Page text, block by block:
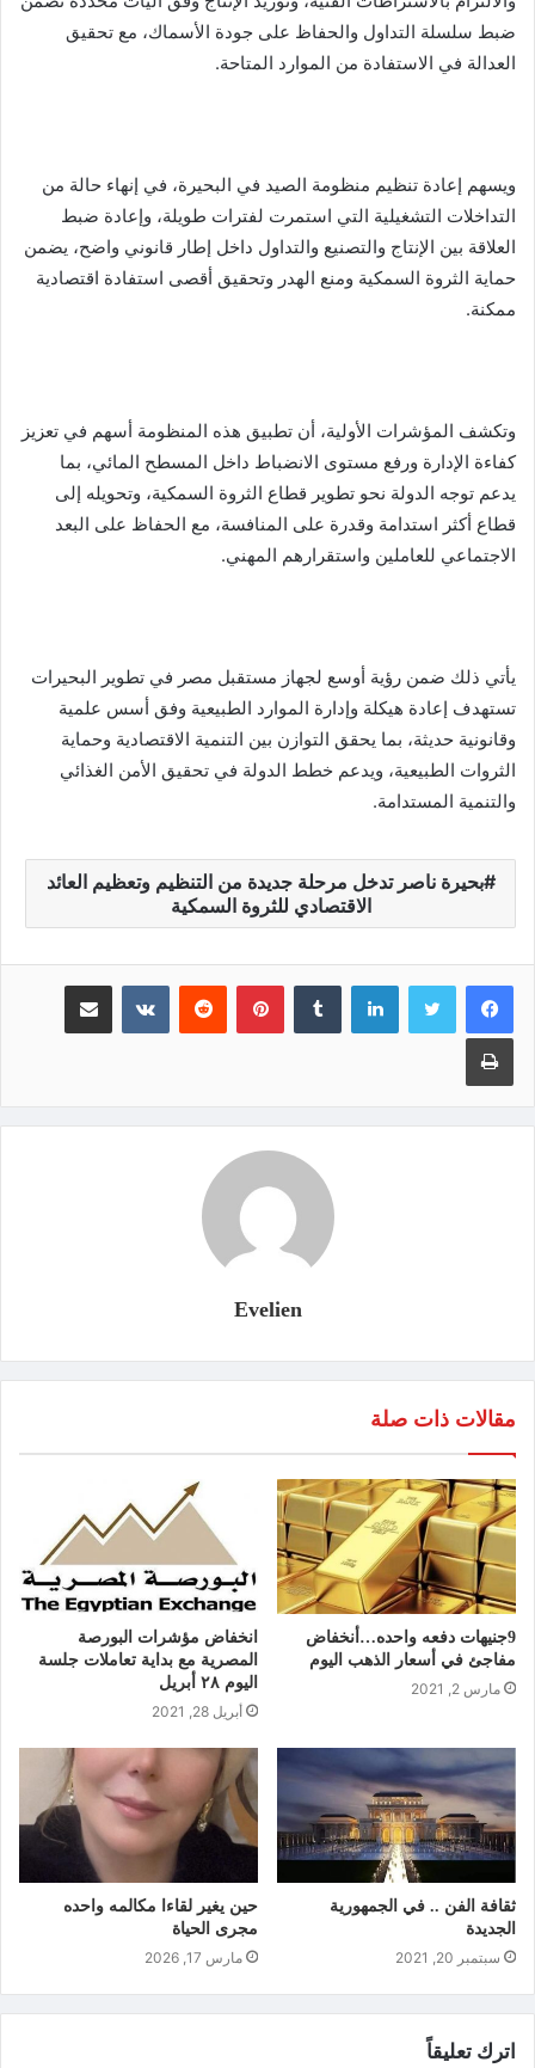
ضبط سلسلة التداول والحفاظ على جودة الأسماك، مع تحقيق
العدالة في الاستفادة من الموارد المتاحة.
ويسهم إعادة تنظيم منظومة الصيد في البحيرة، في إنهاء حالة من
التداخلات التشغيلية التي استمرت لفترات طويلة، وإعادة ضبط
العلاقة بين الإنتاج والتصنيع والتداول داخل إطار قانوني واضح، يضمن
حماية الثروة السمكية ومنع الهدر وتحقيق أقصى استفادة اقتصادية
ممكنة.
وتكشف المؤشرات الأولية، أن تطبيق هذه المنظومة أسهم في تعزيز
كفاءة الإدارة ورفع مستوى الانضباط داخل المسطح المائي، بما
يدعم توجه الدولة نحو تطوير قطاع الثروة السمكية، وتحويله إلى
قطاع أكثر استدامة وقدرة على المنافسة، مع الحفاظ على البعد
الاجتماعي للعاملين واستقرارهم المهني.
يأتي ذلك ضمن رؤية أوسع لجهاز مستقبل مصر في تطوير البحيرات
تستهدف إعادة هيكلة وإدارة الموارد الطبيعية وفق أسس علمية
وقانونية حديثة، بما يحقق التوازن بين التنمية الاقتصادية وحماية
الثروات الطبيعية، ويدعم خطط الدولة في تحقيق الأمن الغذائي
والتنمية المستدامة.
بحيرة ناصر تدخل مرحلة جديدة من التنظيم وتعظيم العائد
الاقتصادي للثروة السمكية
لينكدإن بينتيريست
Evelien
مقالات ذات صلة
9جنيهات دفعه واحده…أنخفاض
مفاجئ في أسعار الذهب اليوم
مارس 2, 2021
انخفاض مؤشرات البورصة
المصرية مع بداية تعاملات جلسة
اليوم ٢٨ أبريل
أبريل 28, 2021
ثقافة الفن .. في الجمهورية
الجديدة
سبتمبر 20, 2021
حين يغير لقاءا مكالمه واحده
مجرى الحياة
مارس 17, 2026
اترك تعليقاً